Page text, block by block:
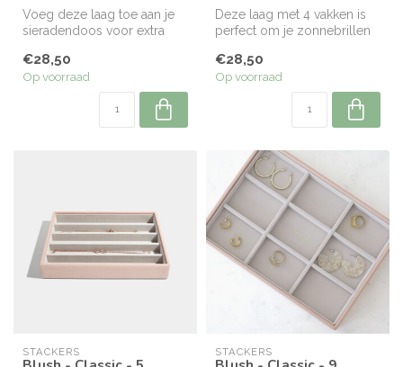
Voeg deze laag toe aan je
sieradendoos voor extra
armba...
€28,50
Op voorraad
Deze laag met 4 vakken is
perfect om je zonnebrillen
€28,50
Op voorraad
STACKERS STACKERS